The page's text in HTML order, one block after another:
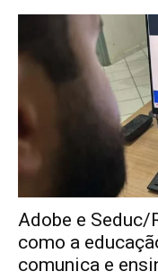
Adobe e Seduc/
como a
comunica e